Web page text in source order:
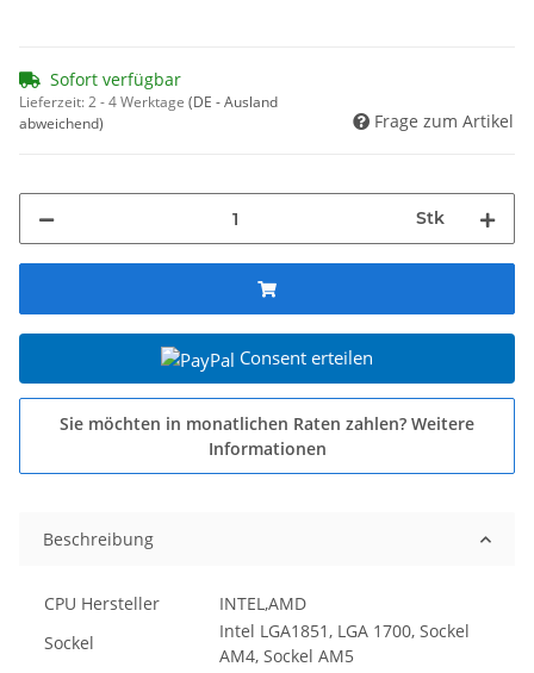
Sofort verfügbar
Lieferzeit:2 - 4 Werktage (DE - Ausland
abweichend)
Frage zum Artikel
Stk
Consent erteilen
Sie möchten in monatlichen Raten zahlen? Weitere
Informationen
Beschreibung
CPU Hersteller
INTEL,AMD
Sockel
Intel LGA1851, LGA 1700, Sockel
AM4, Sockel AM5